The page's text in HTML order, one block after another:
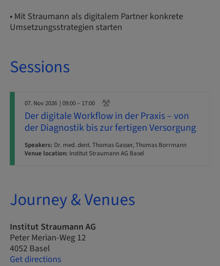
• Mit Straumann als digitalem Partner konkrete
Umsetzungsstrategien starten
Sessions
07. Nov 2026 | 09:00 – 17:00
Der digitale Workflow in der Praxis – von
der Diagnostik bis zur fertigen Versorgung
Speakers: Dr. med. dent. Thomas Gasser, Thomas Borrmann
Venue location: Institut Straumann AG Basel
Journey & Venues
Institut Straumann AG
Peter Merian-Weg 12
4052 Basel
Get directions